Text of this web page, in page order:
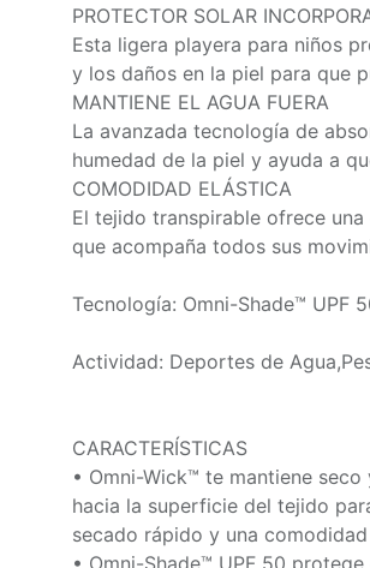
PROTECTOR SOLAR
Esta ligera playera para niños
y los daños en la piel para que
MANTIENE EL AGUA FUERA
La avanzada tecnología de
humedad de la piel y ayuda a
COMODIDAD ELÁSTICA
El tejido transpirable ofrece
que acompaña todos sus
Tecnología: Omni-Shade™ UPF
Actividad: Deportes de
CARACTERÍSTICAS
• Omni-Wick™ te mantiene
hacia la superficie del tejido
secado rápido y una
• Omni-Shade™ UPF 50